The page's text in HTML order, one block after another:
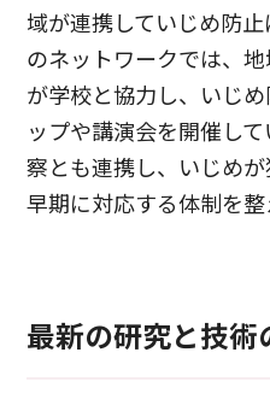
域が連携していじめ防
のネットワークでは、
が学校と協力し、いじ
ップや講演会を開催し
察とも連携し、いじめ
早期に対応する体制を整
最新の研究と技術